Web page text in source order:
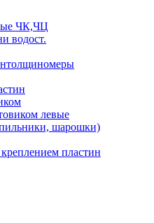
ЧК,ЧЦ
водост.
левые
шарошки)
пластин